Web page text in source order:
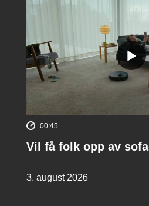
00:45
Vil få folk opp av
3. august 2026